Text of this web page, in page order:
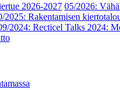
2026-2027 05/2026:
2025: Rakentamisen
2024: Recticel Talks 2024: